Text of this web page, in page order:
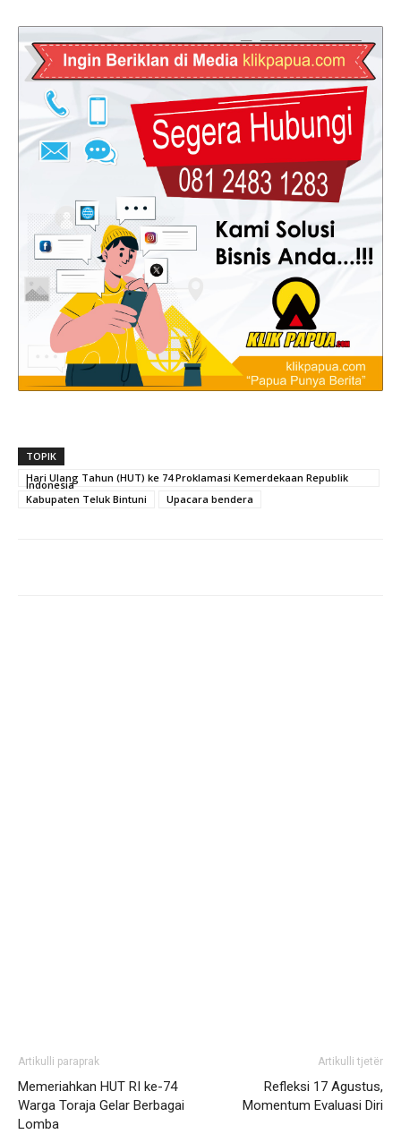
TOPIK
Hari Ulang Tahun (HUT) ke 74 Proklamasi Kemerdekaan Republik
Indonesia
Kabupaten Teluk Bintuni
Upacara bendera
Artikulli paraprak
Memeriahkan HUT RI ke-74
Warga Toraja Gelar Berbagai
Lomba
Artikulli tjetër
Refleksi 17 Agustus,
Momentum Evaluasi Diri